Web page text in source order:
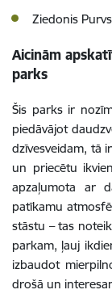
Ziedonis
Aicinām
parks
Šis parks ir
piedāvājot
dzīvesveidam, tā
un priecētu
apzaļumota ar
patīkamu
stāstu – tas
parkam, ļauj
izbaudot
drošā un